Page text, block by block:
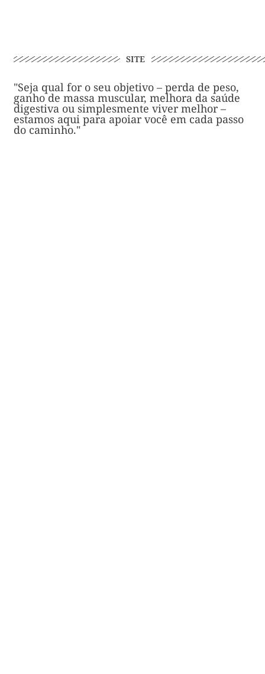
SITE
"Seja qual for o seu objetivo – perda de peso,
ganho de massa muscular, melhora da saúde
digestiva ou simplesmente viver melhor –
estamos aqui para apoiar você em cada passo
do caminho."